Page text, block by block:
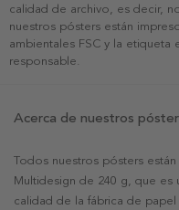
calidad de archivo, es decir,
nuestros pósters están
ambientales FSC y la etiqueta
responsable.
Acerca de nuestros
Todos nuestros pósters
Multidesign de 240 g, que es
calidad de la fábrica de